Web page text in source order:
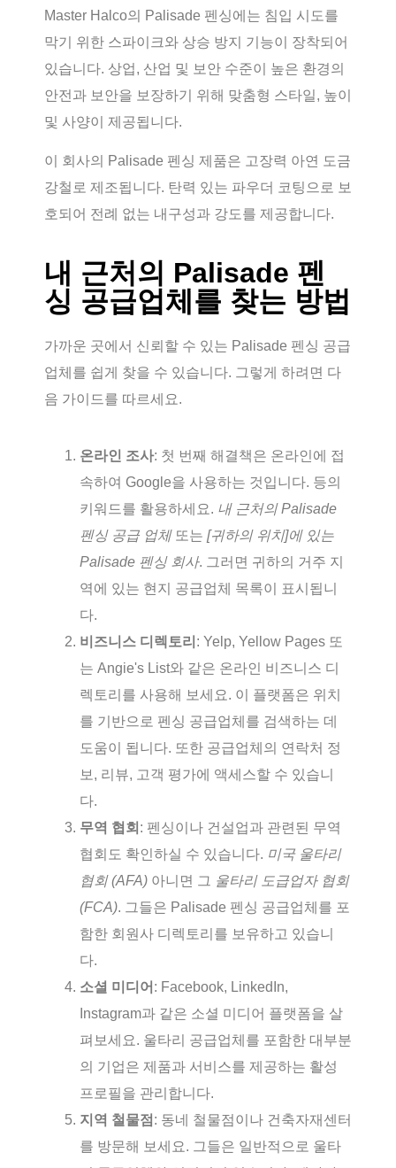
Master Halco의 Palisade 펜싱에는 침입 시도를
막기 위한 스파이크와 상승 방지 기능이 장착되어
있습니다. 상업, 산업 및 보안 수준이 높은 환경의
안전과 보안을 보장하기 위해 맞춤형 스타일, 높이
및 사양이 제공됩니다.
이 회사의 Palisade 펜싱 제품은 고장력 아연 도금
강철로 제조됩니다. 탄력 있는 파우더 코팅으로 보
호되어 전례 없는 내구성과 강도를 제공합니다.
내 근처의 Palisade 펜
싱 공급업체를 찾는 방법
가까운 곳에서 신뢰할 수 있는 Palisade 펜싱 공급
업체를 쉽게 찾을 수 있습니다. 그렇게 하려면 다
음 가이드를 따르세요.
온라인 조사: 첫 번째 해결책은 온라인에 접
속하여 Google을 사용하는 것입니다. 등의
키워드를 활용하세요. 내 근처의 Palisade
펜싱 공급 업체또는 [귀하의 위치]에 있는
Palisade 펜싱 회사. 그러면 귀하의 거주 지
역에 있는 현지 공급업체 목록이 표시됩니
다.
비즈니스 디렉토리 : Yelp, Yellow Pages 또
는 Angie's List와 같은 온라인 비즈니스 디
렉토리를 사용해 보세요. 이 플랫폼은 위치
를 기반으로 펜싱 공급업체를 검색하는 데
도움이 됩니다. 또한 공급업체의 연락처 정
보, 리뷰, 고객 평가에 액세스할 수 있습니
다.
무역 협회 : 펜싱이나 건설업과 관련된 무역
협회도 확인하실 수 있습니다. 미국 울타리
협회 (AFA) 아니면 그 울타리 도급업자 협회
(FCA). 그들은 Palisade 펜싱 공급업체를 포
함한 회원사 디렉토리를 보유하고 있습니
다.
소셜 미디어 : Facebook, LinkedIn,
Instagram과 같은 소셜 미디어 플랫폼을 살
펴보세요. 울타리 공급업체를 포함한 대부분
의 기업은 제품과 서비스를 제공하는 활성
프로필을 관리합니다.
지역 철물점 : 동네 철물점이나 건축자재센터
를 방문해 보세요. 그들은 일반적으로 울타